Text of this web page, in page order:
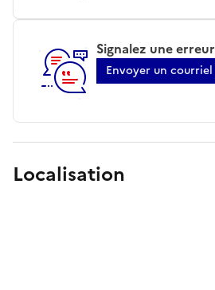
Signalez une erreur
Envoyer un courriel
Localisation